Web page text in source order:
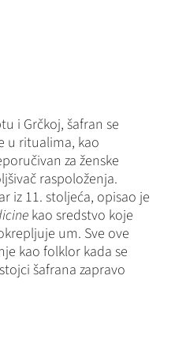
i Grčkoj, šafran se
u ritualima, kao
za ženske
raspoloženja.
iz 11. stoljeća, opisao je
kao sredstvo koje
um. Sve ove
kao folklor kada se
šafrana zapravo